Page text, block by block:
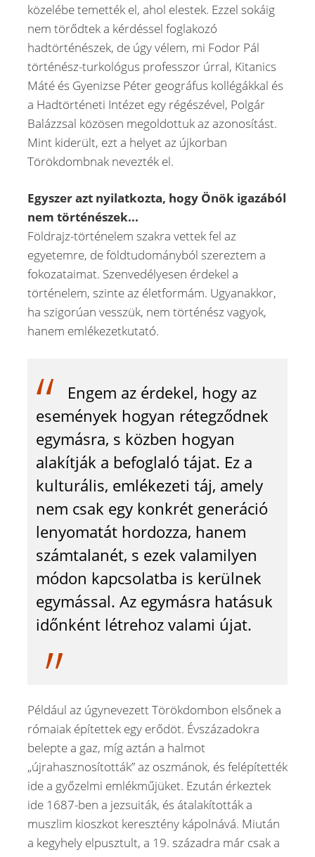
közelébe temették el, ahol elestek. Ezzel sokáig
nem törődtek a kérdéssel foglakozó
hadtörténészek, de úgy vélem, mi Fodor Pál
történész-turkológus professzor úrral, Kitanics
Máté és Gyenizse Péter geográfus kollégákkal és
a Hadtörténeti Intézet egy régészével, Polgár
Balázzsal közösen megoldottuk az azonosítást.
Mint kiderült, ezt a helyet az újkorban
Törökdombnak nevezték el.
Egyszer azt nyilatkozta, hogy Önök igazából
nem történészek...
Földrajz-történelem szakra vettek fel az
egyetemre, de földtudományból szereztem a
fokozataimat. Szenvedélyesen érdekel a
történelem, szinte az életformám. Ugyanakkor,
ha szigorúan vesszük, nem történész vagyok,
hanem emlékezetkutató.
Engem az érdekel, hogy az
események hogyan rétegződnek
egymásra, s közben hogyan
alakítják a befoglaló tájat. Ez a
kulturális, emlékezeti táj, amely
nem csak egy konkrét generáció
lenyomatát hordozza, hanem
számtalanét, s ezek valamilyen
módon kapcsolatba is kerülnek
egymással. Az egymásra hatásuk
időnként létrehoz valami újat.
Például az úgynevezett Törökdombon elsőnek a
rómaiak építettek egy erődöt. Évszázadokra
belepte a gaz, míg aztán a halmot
„újrahasznosították” az oszmánok, és felépítették
ide a győzelmi emlékműjüket. Ezután érkeztek
ide 1687-ben a jezsuiták, és átalakították a
muszlim kioszkot keresztény kápolnává. Miután
a kegyhely elpusztult, a 19. századra már csak a